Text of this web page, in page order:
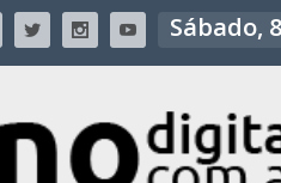
Sábado,